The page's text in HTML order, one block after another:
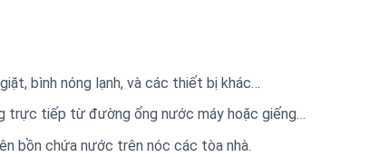
bình nóng lạnh, và các thiết bị khác…
trực tiếp từ đường ống nước máy hoặc giếng…
bồn chứa nước trên nóc các tòa nhà.